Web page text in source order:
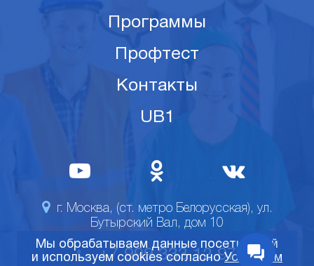
Программы
Профтест
Контакты
UB1
г. Москва, (ст. метро Белорусская), ул.
Бутырский Вал, дом 10
+7 999 333 12 97
Мы обрабатываем данные посетителей
и используем cookies согласноУсловиям